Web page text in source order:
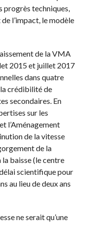
progrès techniques,
l’impact, le modèle
de la VMA
2015 et juillet 2017
dans quatre
crédibilité de
secondaires. En
sur les
l’Aménagement
de la vitesse
de la
baisse (le centre
scientifique pour
au lieu de deux ans
ne serait qu’une